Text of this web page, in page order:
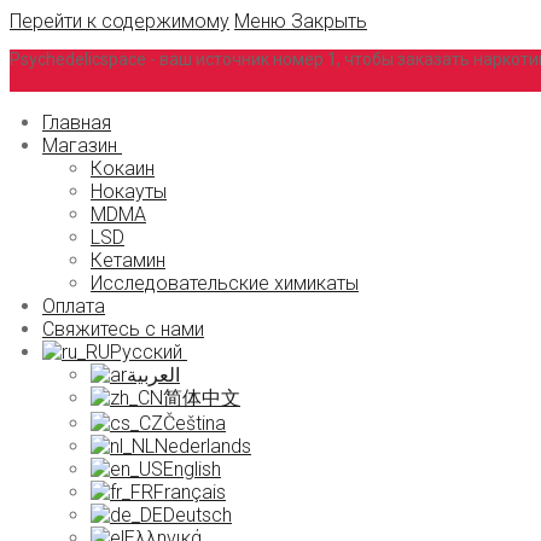
Перейти к содержимому Меню Закрыть
Psychedelicspace - ваш источник номер 1, чтобы заказать
Главная
Магазин
Кокаин
Нокауты
MDMA
LSD
Кетамин
Исследовательские химикаты
Оплата
Свяжитесь с нами
Русский
العربية
简体中文
Čeština
Nederlands
English
Français
Deutsch